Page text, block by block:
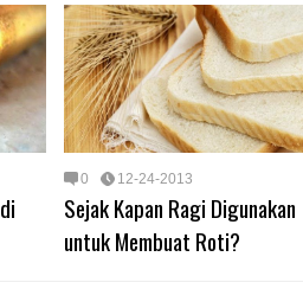
0 12-24-2013
Sejak Kapan Ragi Digunakan
untuk Membuat Roti?